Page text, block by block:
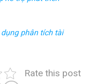
phân tích tài
Rate this post